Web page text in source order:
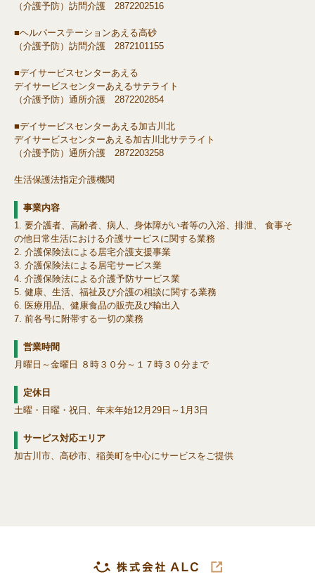
（介護予防）訪問介護 2872202516
■ヘルパーステーションあえる高砂
（介護予防）訪問介護 2872101155
■デイサービスセンターあえる
デイサービスセンターあえるサテライト
（介護予防）通所介護 2872202854
■デイサービスセンターあえる加古川北
デイサービスセンターあえる加古川北サテライト
（介護予防）通所介護 2872203258
生活保護法指定介護機関
事業内容
要介護者、高齢者、病人、身体障がい者等の入浴、排泄、 食事そ
の他日常生活における介護サービスに関する業務
介護保険法による居宅介護支援事業
介護保険法による居宅サービス業
介護保険法による介護予防サービス業
健康、生活、福祉及び介護の相談に関する業務
医療用品、健康食品の販売及び輸出入
前各号に附帯する一切の業務
営業時間
月曜日～金曜日 ８時３０分～１７時３０分まで
定休日
土曜・日曜・祝日、年末年始12月29日～1月3日
サービス対応エリア
加古川市、高砂市、稲美町を中心にサービスをご提供